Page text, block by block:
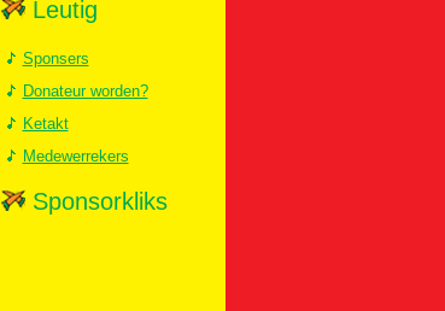
Leutig
Sponsers
Donateur worden?
Ketakt
Medewerrekers
Sponsorkliks